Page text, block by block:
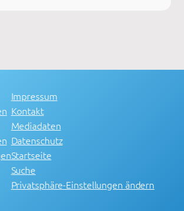
Impressum
Kontakt
Mediadaten
Datenschutz
Startseite
Suche
Privatsphäre-Einstellungen ändern